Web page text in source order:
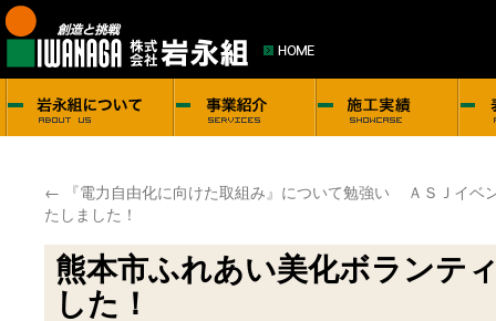
← 『電力自由化に向けた取組み』について勉強い
たしました！
ＡＳＪイベ
熊本市ふれあい美化ボランテ
した！